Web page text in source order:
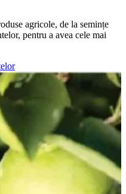
agricole, de la semințe
pentru a avea cele mai